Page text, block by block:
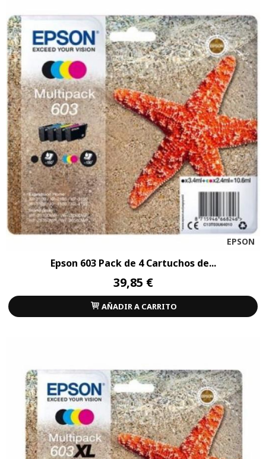
EPSON
Epson 603 Pack de 4 Cartuchos de...
39,85 €
AÑADIR A CARRITO